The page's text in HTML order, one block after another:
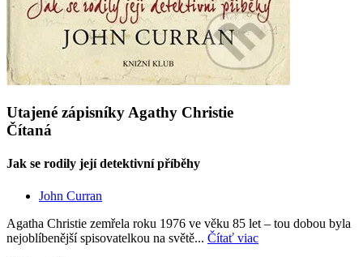
Utajené zápisníky Agathy Christie
Čítaná
Jak se rodily její detektivní příběhy
John Curran
Agatha Christie zemřela roku 1976 ve věku 85 let – tou dobou byla
nejoblíbenější spisovatelkou na světě... Čítať viac